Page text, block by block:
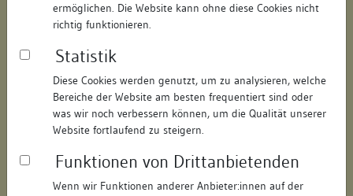
ermöglichen. Die Website kann ohne diese Cookies nicht
richtig funktionieren.
Statistik
Diese Cookies werden genutzt, um zu analysieren, welche
Bereiche der Website am besten frequentiert sind oder
was wir noch verbessern können, um die Qualität unserer
Website fortlaufend zu steigern.
Funktionen von Drittanbietenden
Wenn wir Funktionen anderer Anbieter:innen auf der
Als PDF herunterladen:
Objektdaten
Straße: Haupstraße
Hausnummer: 43
Postleitzahl: 79219
Stadt-Teilort: Staufen